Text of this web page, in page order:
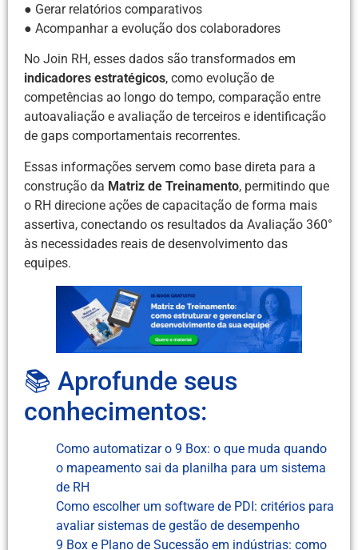
● Gerar relatórios comparativos
● Acompanhar a evolução dos colaboradores
No Join RH, esses dados são transformados em
indicadores estratégicos, como evolução de
competências ao longo do tempo, comparação entre
autoavaliação e avaliação de terceiros e identificação
de gaps comportamentais recorrentes.
Essas informações servem como base direta para a
construção da Matriz de Treinamento, permitindo que
o RH direcione ações de capacitação de forma mais
assertiva, conectando os resultados da Avaliação 360°
às necessidades reais de desenvolvimento das
equipes.
📚 Aprofunde seus
conhecimentos:
Como automatizar o 9 Box: o que muda quando
o mapeamento sai da planilha para um sistema
de RH
Como escolher um software de PDI: critérios para
avaliar sistemas de gestão de desempenho
9 Box e Plano de Sucessão em indústrias: como